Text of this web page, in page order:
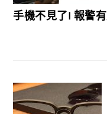
手機不見了! 報警